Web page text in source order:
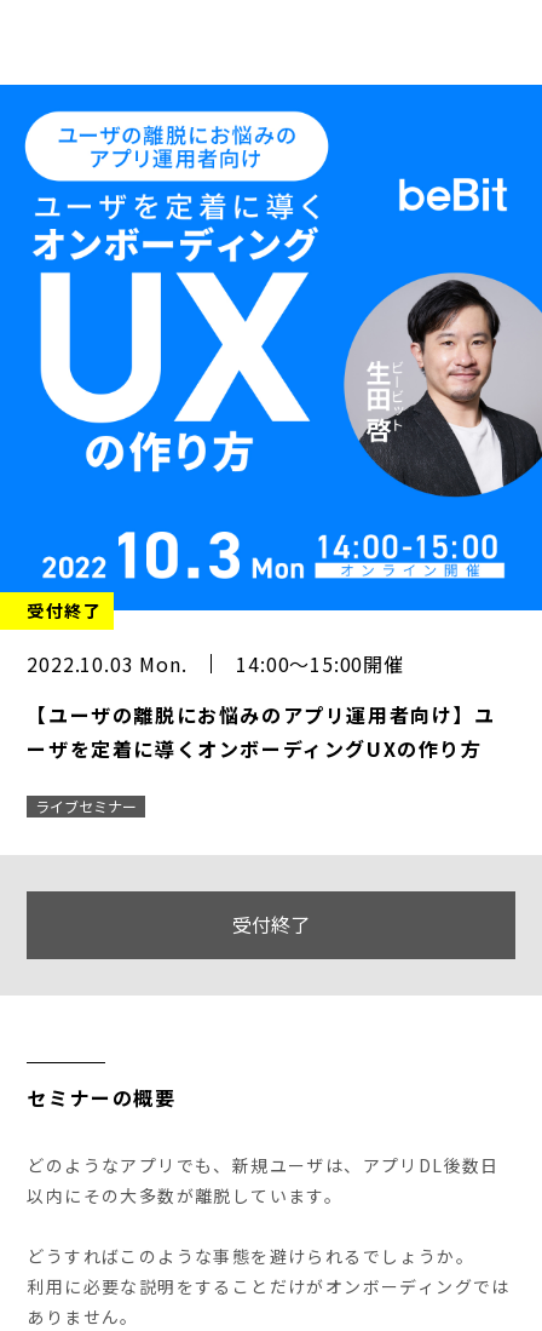
受付終了
2022.10.03 Mon.
14:00～15:00開催
【ユーザの離脱にお悩みのアプリ運用者向け】ユ
ーザを定着に導くオンボーディングUXの作り方
ライブセミナー
受付終了
セミナーの概要
どのようなアプリでも、新規ユーザは、アプリDL後数日
以内にその大多数が離脱しています。
どうすればこのような事態を避けられるでしょうか。
利用に必要な説明をすることだけがオンボーディングでは
ありません。